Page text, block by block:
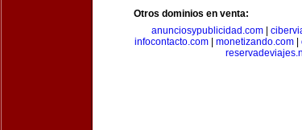
Otros dominios en venta:
anunciosypublicidad.com|
infocontacto.com
monetizando.com